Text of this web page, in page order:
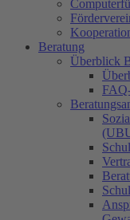
Beratung
Überblick